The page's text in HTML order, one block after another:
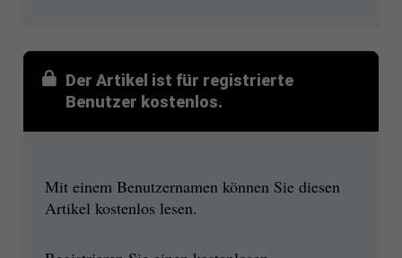
Der Artikel ist für registrierte
Benutzer kostenlos.
Mit einem Benutzernamen können Sie diesen
Artikel kostenlos lesen.